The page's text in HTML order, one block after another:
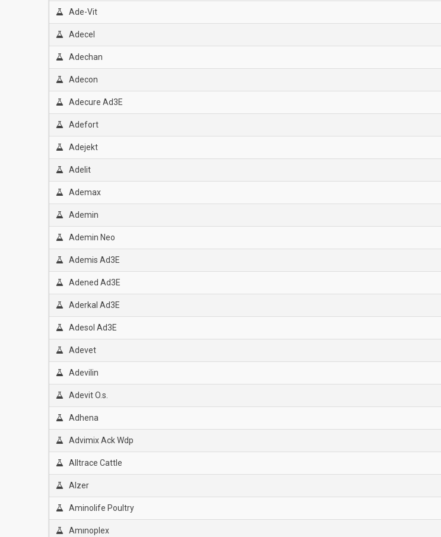
Ade-Vit
Adecel
Adechan
Adecon
Adecure Ad3E
Adefort
Adejekt
Adelit
Ademax
Ademin
Ademin Neo
Ademis Ad3E
Adened Ad3E
Aderkal Ad3E
Adesol Ad3E
Adevet
Adevilin
Adevit O.s.
Adhena
Advimix Ack Wdp
Alltrace Cattle
Alzer
Aminolife Poultry
Amınoplex